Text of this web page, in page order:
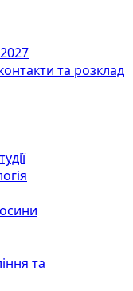
та розклад
та